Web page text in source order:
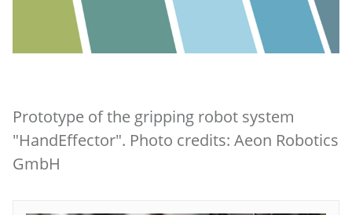
Prototype of the gripping robot system
"HandEffector". Photo credits: Aeon Robotics
GmbH